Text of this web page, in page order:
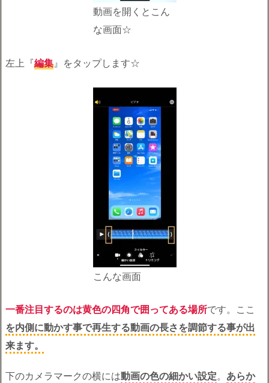
動画を開くとこん
な画面☆
左上『編集』をタップします☆
こんな画面
一番注目するのは黄色の四角で囲ってある場所です。ここ
を内側に動かす事で再生する動画の長さを調節する事が出
来ます。
下のカメラマークの横には動画の色の細かい設定。 あらか